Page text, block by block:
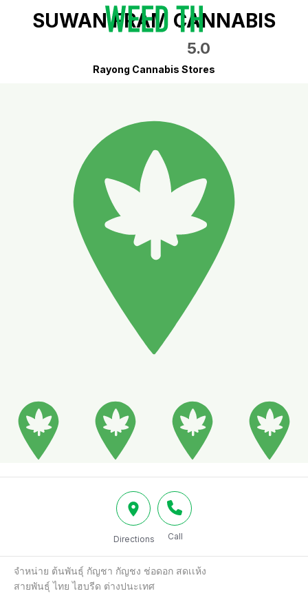
SUWAN FRAM CANNABIS
5.0
Rayong Cannabis Stores
Directions Call
จำหน่าย ต้นพันธุ์ กัญชา กัญชง ช่อดอก สดเเห้ง
สายพันธุ์ ไทย ไฮบรีด ต่างปนะเทศ